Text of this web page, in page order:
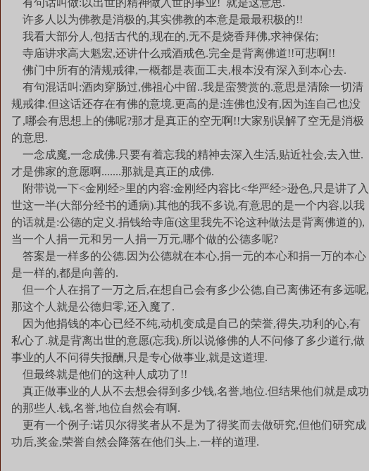
有句话叫做:以出世的精神做入世的事业! 就是这意思.
许多人以为佛教是消极的,其实佛教的本意是最最积极的!!
我看大部分人,包括古代的,现在的,无不是烧香拜佛,求神保佑;
寺庙讲求高大魁宏,还讲什么戒酒戒色.完全是背离佛道!!可悲啊!!
佛门中所有的清规戒律,一概都是表面工夫,根本没有深入到本心去.
有句混话叫:酒肉穿肠过,佛祖心中留..我是蛮赞赏的.意思是清除一切清
规戒律.但这话还存在有佛的意境.更高的是:连佛也没有,因为连自己也没
了,哪会有思想上的佛呢?那才是真正的空无啊!!大家别误解了空无是消极
的意思.
一念成魔,一念成佛.只要有着忘我的精神去深入生活,贴近社会,去入世.
才是佛家的意愿啊.......那就是真正的成佛.
附带说一下<金刚经>里的内容:金刚经内容比<华严经>逊色,只是讲了入
世这一半(大部分经书的通病).其他的我不多说,有意思的是一个内容,以我
的话就是:公德的定义.捐钱给寺庙(这里我先不论这种做法是背离佛道的),
当一个人捐一元和另一人捐一万元,哪个做的公德多呢?
答案是一样多的公德.因为公德就在本心,捐一元的本心和捐一万的本心
是一样的,都是向善的.
但一个人在捐了一万之后,在想自己会有多少公德,自己离佛还有多远呢,
那这个人就是公德归零,还入魔了.
因为他捐钱的本心已经不纯,动机变成是自己的荣誉,得失,功利的心,有
私心了.就是背离出世的意愿(忘我).所以说修佛的人不问修了多少道行,做
事业的人不问得失报酬,只是专心做事业,就是这道理.
但最终就是他们的这种人成功了!!
真正做事业的人从不去想会得到多少钱,名誉,地位.但结果他们就是成功
的那些人.钱,名誉,地位自然会有啊.
更有一个例子:诺贝尔得奖者从不是为了得奖而去做研究,但他们研究成
功后,奖金,荣誉自然会降落在他们头上.一样的道理.